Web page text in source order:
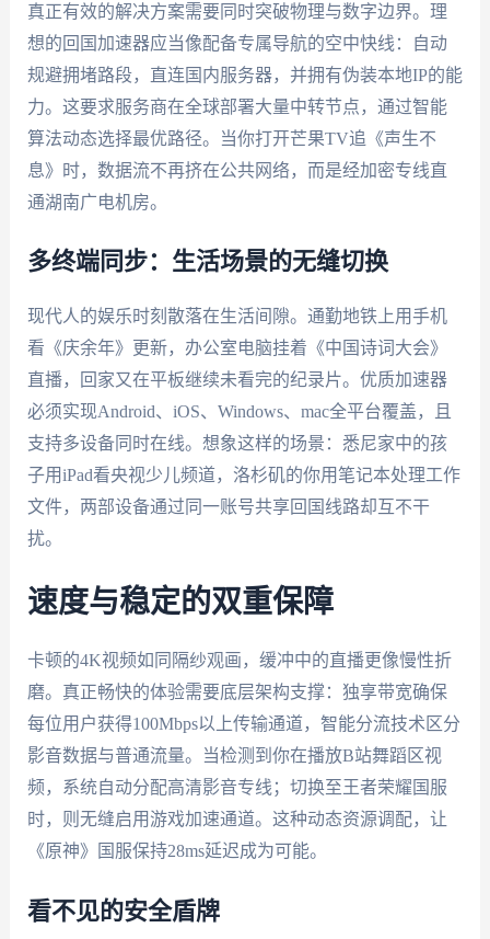
真正有效的解决方案需要同时突破物理与数字边界。理
想的回国加速器应当像配备专属导航的空中快线：自动
规避拥堵路段，直连国内服务器，并拥有伪装本地IP的能
力。这要求服务商在全球部署大量中转节点，通过智能
算法动态选择最优路径。当你打开芒果TV追《声生不
息》时，数据流不再挤在公共网络，而是经加密专线直
通湖南广电机房。
多终端同步：生活场景的无缝切换
现代人的娱乐时刻散落在生活间隙。通勤地铁上用手机
看《庆余年》更新，办公室电脑挂着《中国诗词大会》
直播，回家又在平板继续未看完的纪录片。优质加速器
必须实现Android、iOS、Windows、mac全平台覆盖，且
支持多设备同时在线。想象这样的场景：悉尼家中的孩
子用iPad看央视少儿频道，洛杉矶的你用笔记本处理工作
文件，两部设备通过同一账号共享回国线路却互不干
扰。
速度与稳定的双重保障
卡顿的4K视频如同隔纱观画，缓冲中的直播更像慢性折
磨。真正畅快的体验需要底层架构支撑：独享带宽确保
每位用户获得100Mbps以上传输通道，智能分流技术区分
影音数据与普通流量。当检测到你在播放B站舞蹈区视
频，系统自动分配高清影音专线；切换至王者荣耀国服
时，则无缝启用游戏加速通道。这种动态资源调配，让
《原神》国服保持28ms延迟成为可能。
看不见的安全盾牌